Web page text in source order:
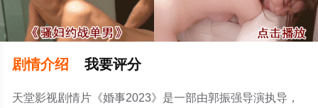
剧情介绍 我要评分
天堂影视剧情片《婚事2023》是一部由郭振强导演执导，